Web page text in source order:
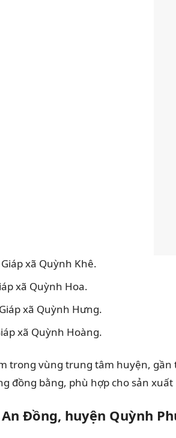
xã Quỳnh Khê.
xã Quỳnh Hoa.
xã Quỳnh Hưng.
xã Quỳnh Hoàng.
trong vùng trung tâm huyện,
đồng bằng, phù hợp cho sản
Đồng, huyện Quỳnh